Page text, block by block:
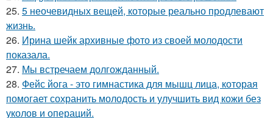
25. 5 неочевидных вещей, которые реально продлевают
жизнь.
26. Ирина шейк архивные фото из своей молодости
показала.
27. Мы встречаем долгожданный.
28. Фейс йога - это гимнастика для мышц лица, которая
помогает сохранить молодость и улучшить вид кожи без
уколов и операций.